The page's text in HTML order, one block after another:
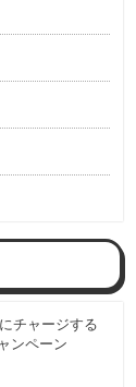
チャージする
ンペーン